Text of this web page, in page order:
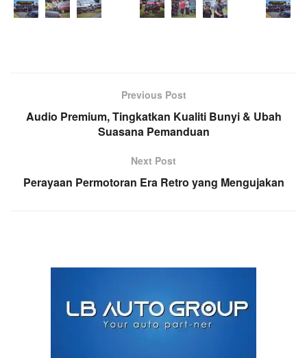
Previous Post
Audio Premium, Tingkatkan Kualiti Bunyi & Ubah
Suasana Pemanduan
Next Post
Perayaan Permotoran Era Retro yang Mengujakan